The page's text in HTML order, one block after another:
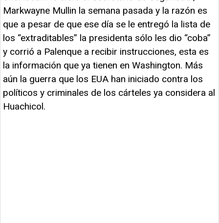
Markwayne Mullin la semana pasada y la razón es
que a pesar de que ese día se le entregó la lista de
los “extraditables” la presidenta sólo les dio “coba”
y corrió a Palenque a recibir instrucciones, esta es
la información que ya tienen en Washington. Más
aún la guerra que los EUA han iniciado contra los
políticos y criminales de los cárteles ya considera al
Huachicol.